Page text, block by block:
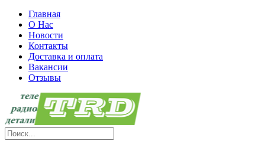
Главная
О Нас
Новости
Контакты
Доставка и оплата
Вакансии
Отзывы